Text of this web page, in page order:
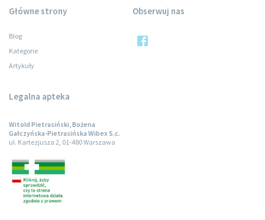
Główne strony
Blog
Kategorie
Artykuły
Legalna apteka
Witold Pietrasiński, Bożena
Gałczyńska-Pietrasińska Wibex S.c.
ul. Kartezjusza 2, 01-480 Warszawa
Obserwuj nas